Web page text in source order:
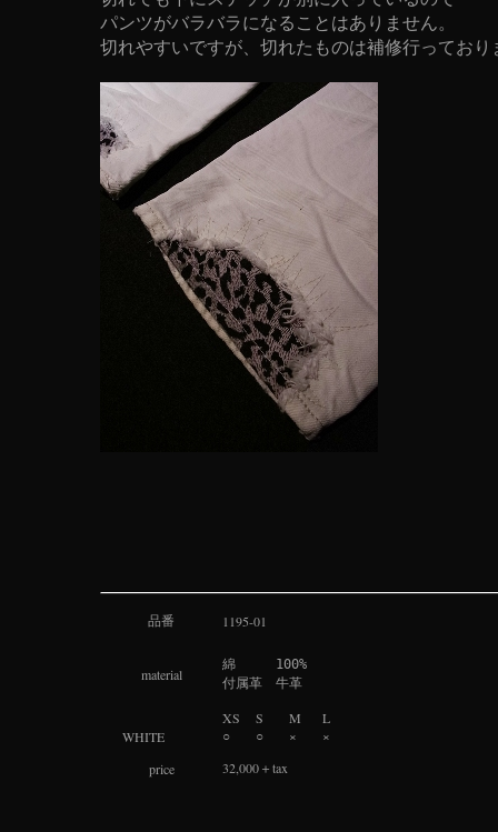
パンツがバラバラになることはありません。
切れやすいですが、切れたものは補修行っており
品番 1195-01
material
綿　　　100%
付属革　牛革
WHITE
XS S M
L
○
○ ×
×
price
32,000＋tax